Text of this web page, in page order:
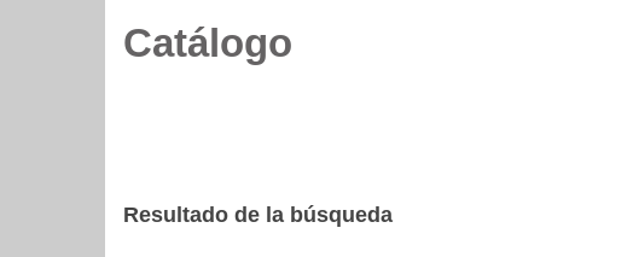
Catálogo
Resultado de la búsqueda